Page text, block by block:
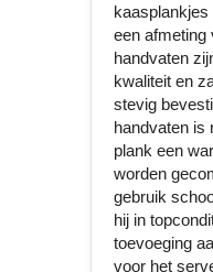
een afmeting
handvaten
kwaliteit en
stevig
handvaten is
plank een
worden
gebruik
hij in
toevoeging
voor het